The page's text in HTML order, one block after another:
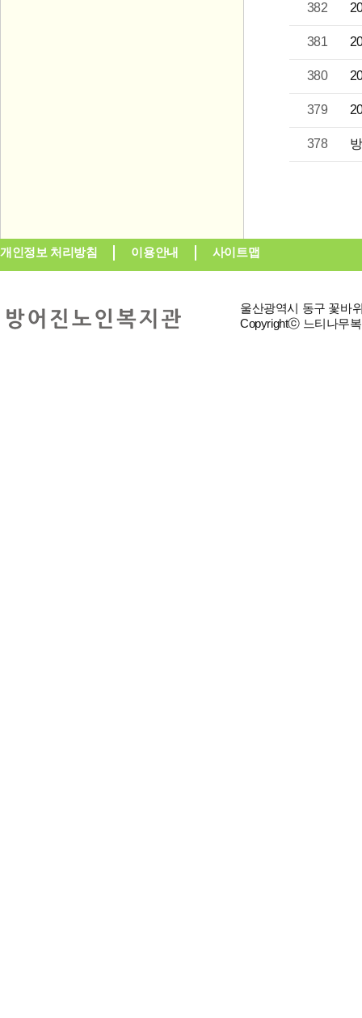
382
381
380
379
378
개인정보 처리방침 이용안내 사이트맵
울산광역시 동구 꽃바
Copyrightⓒ 느티나무